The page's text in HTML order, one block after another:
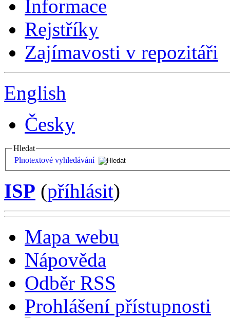
Informace
Rejstříky
Zajímavosti v repozitáři
English
Česky
Hledat
Plnotextové vyhledávání
ISP (příhlásit)
Mapa webu
Nápověda
Odběr RSS
Prohlášení přístupnosti